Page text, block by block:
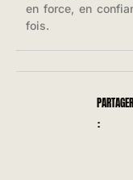
en force, en
fois.
PARTAGER
: